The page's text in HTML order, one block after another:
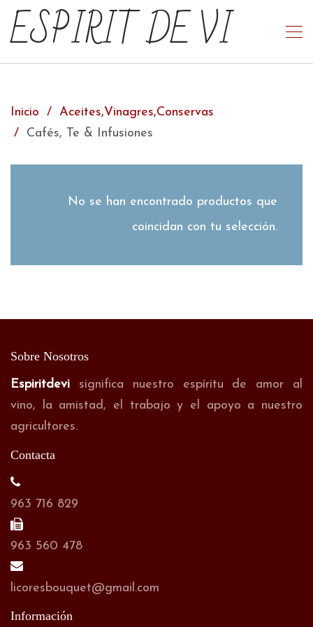
ESPIRIT DE VI
Inicio
Aceites,Vinagres,Conservas
Cafés, Te & Infusiones
No se han encontrado productos que
coincidan con tu selección.
Sobre Nosotros
Espiritdevi significa nuestro espíritu de amor al
vino, la amistad, el trabajo y el apoyo a nuestro
agricultores.
Contacta
963 716 829
963 560 478
licoresbouquet@gmail.com
Información